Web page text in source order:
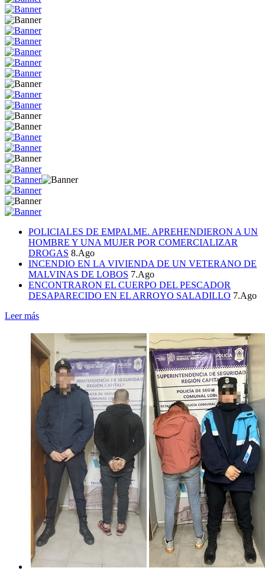
POLICIALES DE EMPALME. APREHENDIERON A UN
HOMBRE Y UNA MUJER POR COMERCIALIZAR
DROGAS 8.Ago
INCENDIO EN LA VIVIENDA DE UN VETERANO DE
MALVINAS DE LOBOS 7.Ago
ENCONTRARON EL CUERPO DEL PESCADOR
DESAPARECIDO EN EL ARROYO SALADILLO 7.Ago
Leer más